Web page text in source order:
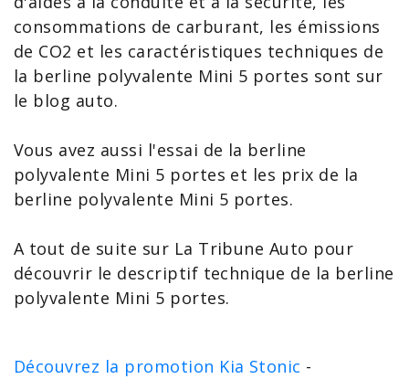
consommations de carburant, les émissions
de CO2 et les caractéristiques techniques de
la berline polyvalente Mini 5 portes sont sur
le blog auto.
Vous avez aussi l'essai de la berline
polyvalente Mini 5 portes et les prix de la
berline polyvalente Mini 5 portes.
A tout de suite sur La Tribune Auto pour
découvrir le descriptif technique de la berline
polyvalente Mini 5 portes.
Découvrez la promotion Kia Stonic -